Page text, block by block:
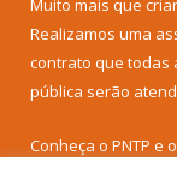
Muito mais que
Realizamos uma
contrato que todas
pública serão
Conheça o PNTP e o